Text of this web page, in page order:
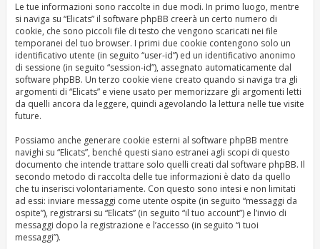
Le tue informazioni sono raccolte in due modi. In primo luogo, mentre
si naviga su “Elicats” il software phpBB creerà un certo numero di
cookie, che sono piccoli file di testo che vengono scaricati nei file
temporanei del tuo browser. I primi due cookie contengono solo un
identificativo utente (in seguito “user-id”) ed un identificativo anonimo
di sessione (in seguito “session-id”), assegnato automaticamente dal
software phpBB. Un terzo cookie viene creato quando si naviga tra gli
argomenti di “Elicats” e viene usato per memorizzare gli argomenti letti
da quelli ancora da leggere, quindi agevolando la lettura nelle tue visite
future.
Possiamo anche generare cookie esterni al software phpBB mentre
navighi su “Elicats”, benché questi siano estranei agli scopi di questo
documento che intende trattare solo quelli creati dal software phpBB. Il
secondo metodo di raccolta delle tue informazioni è dato da quello
che tu inserisci volontariamente. Con questo sono intesi e non limitati
ad essi: inviare messaggi come utente ospite (in seguito “messaggi da
ospite”), registrarsi su “Elicats” (in seguito “il tuo account”) e l’invio di
messaggi dopo la registrazione e l’accesso (in seguito “i tuoi
messaggi”).